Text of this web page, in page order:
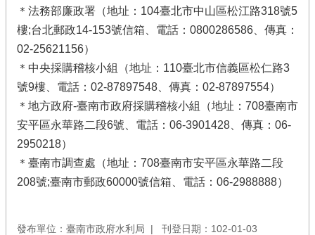
＊法務部廉政署（地址：104臺北市中山區松江路318號5
樓;台北郵政14-153號信箱、電話：0800286586、傳真：
02-25621156）
＊中央採購稽核小組（地址：110臺北市信義區松仁路3
號9樓、電話：02-87897548、傳真：02-87897554）
＊地方政府-臺南市政府採購稽核小組（地址：708臺南市
安平區永華路二段6號、電話：06-3901428、傳真：06-
2950218）
＊臺南市調查處（地址：708臺南市安平區永華路二段
208號;臺南市郵政60000號信箱、電話：06-2988888）
發布單位：臺南市政府水利局 刊登日期：102-01-03